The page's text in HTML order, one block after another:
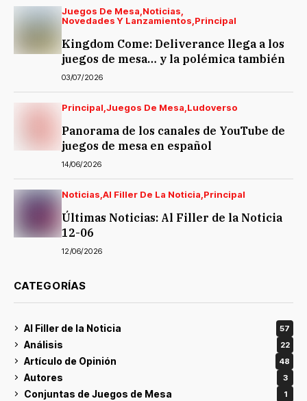
Juegos De Mesa Noticias
Novedades Y Lanzamientos Principal
Kingdom Come: Deliverance llega a los
juegos de mesa… y la polémica también
03/07/2026
Principal Juegos De Mesa Ludoverso
Panorama de los canales de YouTube de
juegos de mesa en español
14/06/2026
Noticias Al Filler De La Noticia Principal
Últimas Noticias: Al Filler de la Noticia
12-06
12/06/2026
CATEGORÍAS
Al Filler de la Noticia 57
Análisis 22
Artículo de Opinión 48
Autores 3
Conjuntas de Juegos de Mesa 1